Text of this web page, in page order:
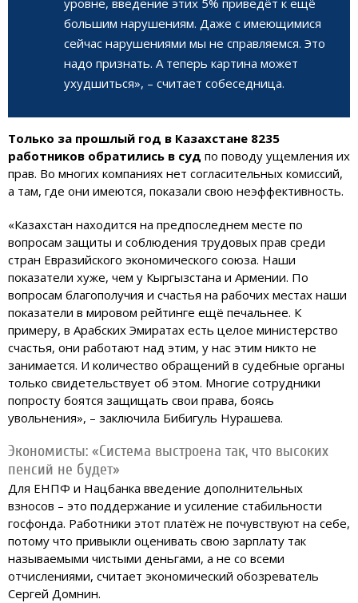
уровне, введение этих 5% приведёт к ещё
большим нарушениям. Даже с имеющимися
сейчас нарушениями мы не справляемся. Это
надо признать. А теперь картина может
ухудшиться», – считает собеседница.
Только за прошлый год в Казахстане 8235
работников обратились в суд по поводу ущемления их
прав. Во многих компаниях нет согласительных комиссий,
а там, где они имеются, показали свою неэффективность.
«Казахстан находится на предпоследнем месте по
вопросам защиты и соблюдения трудовых прав среди
стран Евразийского экономического союза. Наши
показатели хуже, чем у Кыргызстана и Армении. По
вопросам благополучия и счастья на рабочих местах наши
показатели в мировом рейтинге ещё печальнее. К
примеру, в Арабских Эмиратах есть целое министерство
счастья, они работают над этим, у нас этим никто не
занимается. И количество обращений в судебные органы
только свидетельствует об этом. Многие сотрудники
попросту боятся защищать свои права, боясь
увольнения», – заключила Бибигуль Нурашева.
Экономисты: «Система выстроена так, что высоких
пенсий не будет»
Для ЕНПФ и Нацбанка введение дополнительных
взносов – это поддержание и усиление стабильности
госфонда. Работники этот платёж не почувствуют на себе,
потому что привыкли оценивать свою зарплату так
называемыми чистыми деньгами, а не со всеми
отчислениями, считает экономический обозреватель
Сергей Домнин.